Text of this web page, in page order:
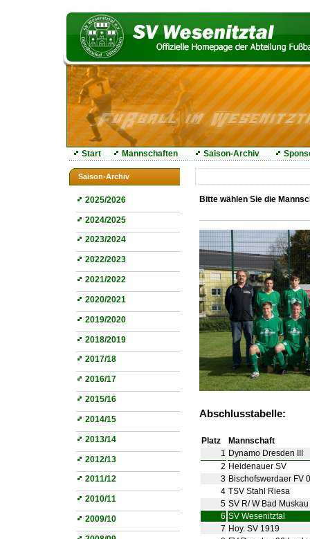
Start Mannschaften Saison-Archiv
Saison-Archiv
2025/2026
2024/2025
2023/2024
2022/2023
2021/2022
2020/2021
2019/2020
2018/2019
2017/18
2016/17
2015/16
2014/15
2013/14
2012/13
2011/12
2010/11
2009/10
Bitte wählen Sie die
Abschlusstabelle:
Platz
Mannschaft
1 Dynamo Dresden III
2 Heidenauer SV
3 Bischofswerdaer FV
4 TSV Stahl Riesa
5 SV R/ W Bad Muskau
6 SV Wesenitztal
7 Hoy. SV 1919